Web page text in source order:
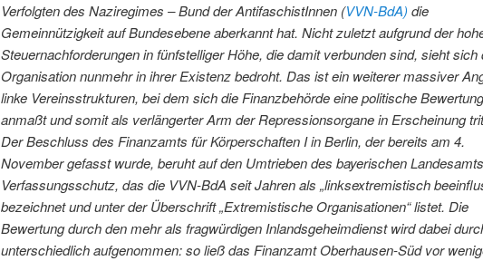
Verfolgten des Naziregimes – Bund der AntifaschistInnen (VVN-BdA) die
Gemeinnützigkeit auf Bundesebene aberkannt hat. Nicht zuletzt aufgrund der
Steuernachforderungen in fünfstelliger Höhe, die damit verbunden sind, sieht sich
Organisation nunmehr in ihrer Existenz bedroht. Das ist ein weiterer massiver
linke Vereinsstrukturen, bei dem sich die Finanzbehörde eine politische Bewertung
anmaßt und somit als verlängerter Arm der Repressionsorgane in Erscheinung
Der Beschluss des Finanzamts für Körperschaften I in Berlin, der bereits am 4.
November gefasst wurde, beruht auf den Umtrieben des bayerischen
Verfassungsschutz, das die VVN-BdA seit Jahren als „linksextremistisch
bezeichnet und unter der Überschrift „Extremistische Organisationen“ listet. Die
Bewertung durch den mehr als fragwürdigen Inlandsgeheimdienst wird dabei
unterschiedlich aufgenommen: so ließ das Finanzamt Oberhausen-Süd vor